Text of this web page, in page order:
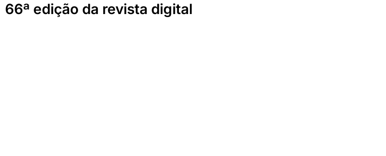
66ª edição da revista digital